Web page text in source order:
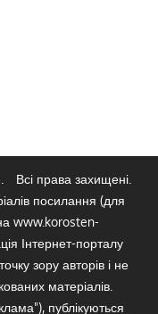
Всі права захищені.
посилання (для
www.korosten-
Інтернет-порталу
зору авторів і не
матеріалів.
публікуються